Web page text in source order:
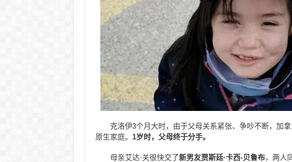
克洛伊3个月大时，由于父母关系紧张、争吵不断，加
原生家庭。 1岁时，父母终于分手。
母亲艾达·关很快交了新男友贾斯廷·卡西-贝鲁布，两人